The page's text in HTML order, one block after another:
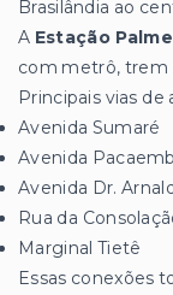
Brasilândia ao
A Estação
com metrô, trem
Principais vias de
Avenida Sumaré
Avenida
Avenida Dr.
Rua da
Marginal Tietê
Essas conexões